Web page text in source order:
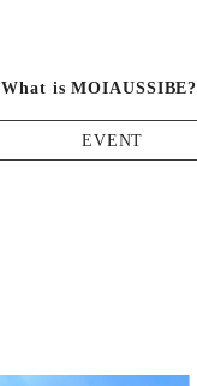
What is MOIAUSSIBE?
EVENT